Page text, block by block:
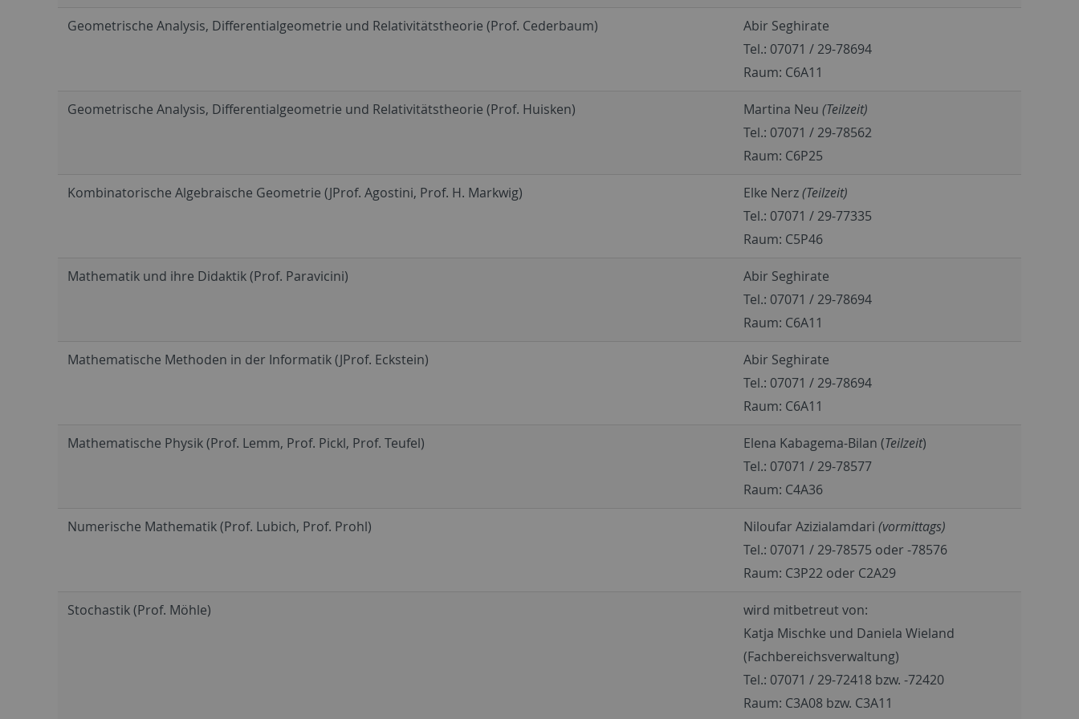
Geometrische Analysis, Differentialgeometrie und Relativitätstheorie (Prof. Cederbaum)
Abir Seghirate
Tel.: 07071 / 29-78694
Raum: C6A11
Geometrische Analysis, Differentialgeometrie und Relativitätstheorie (Prof. Huisken) Martina Neu (Teilzeit)
Tel.: 07071 / 29-78562
Raum: C6P25
Kombinatorische Algebraische Geometrie (JProf. Agostini, Prof. H. Markwig) Elke Nerz(Teilzeit)
Tel.: 07071 / 29-77335
Raum: C5P46
Mathematik und ihre Didaktik (Prof. Paravicini)
Abir Seghirate
Tel.: 07071 / 29-78694
Raum: C6A11
Mathematische Methoden in der Informatik (JProf. Eckstein)
Abir Seghirate
Tel.: 07071 / 29-78694
Raum: C6A11
Mathematische Physik (Prof. Lemm, Prof. Pickl, Prof. Teufel) Elena Kabagema-Bilan (Teilzeit)
Tel.: 07071 / 29-78577
Raum: C4A36
Numerische Mathematik (Prof. Lubich, Prof. Prohl) Niloufar Azizialamdari (vormittags)
Tel.: 07071 / 29-78575 oder -78576
Raum: C3P22 oder C2A29
Stochastik (Prof. Möhle)
wird mitbetreut von:
Katja Mischke und Daniela Wieland
(Fachbereichsverwaltung)
Tel.: 07071 / 29-72418 bzw. -72420
Raum: C3A08 bzw. C3A11